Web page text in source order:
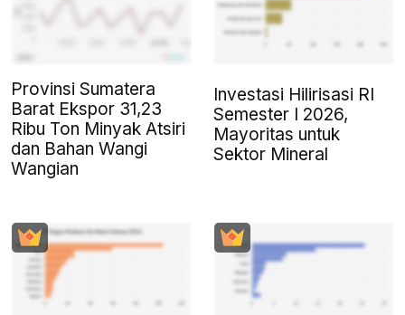
Provinsi Sumatera
Barat Ekspor 31,23
Ribu Ton Minyak Atsiri
dan Bahan Wangi
Wangian
Investasi Hilirisasi RI
Semester I 2026,
Mayoritas untuk
Sektor Mineral